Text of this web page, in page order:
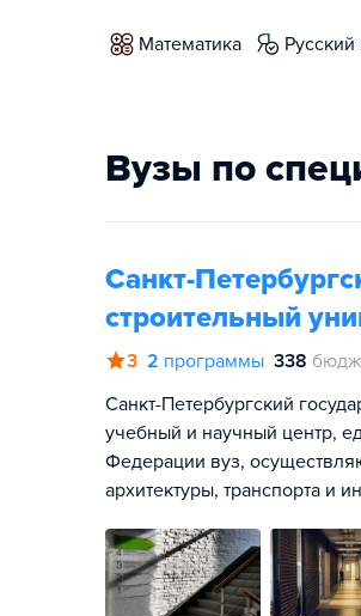
математика
Вузы по
Санкт-
строительный
3 2 программы 338
Санкт-Петербургский
учебный и научный центр,
Федерации вуз,
архитектуры, транспорта и